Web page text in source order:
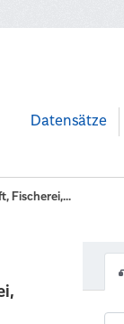
Datensätze
Fischerei,...